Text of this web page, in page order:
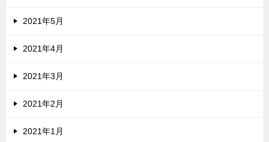
2021年5月
2021年4月
2021年3月
2021年2月
2021年1月